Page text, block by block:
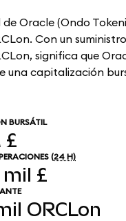
Oracle (Ondo
Con un
significa que
una capitalización
BURSÁTIL
£
(24 H)
£
ORCLon